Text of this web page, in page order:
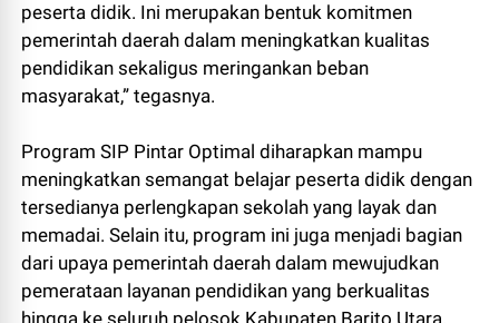
peserta didik. Ini merupakan bentuk komitmen
pemerintah daerah dalam meningkatkan kualitas
pendidikan sekaligus meringankan beban
masyarakat,” tegasnya.
Program SIP Pintar Optimal diharapkan mampu
meningkatkan semangat belajar peserta didik dengan
tersedianya perlengkapan sekolah yang layak dan
memadai. Selain itu, program ini juga menjadi bagian
dari upaya pemerintah daerah dalam mewujudkan
pemerataan layanan pendidikan yang berkualitas
hingga ke seluruh pelosok Kabupaten Barito Utara.